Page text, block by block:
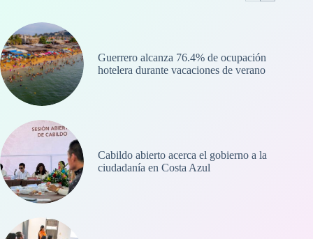
Guerrero alcanza 76.4% de ocupación
hotelera durante vacaciones de verano
Cabildo abierto acerca el gobierno a la
ciudadanía en Costa Azul